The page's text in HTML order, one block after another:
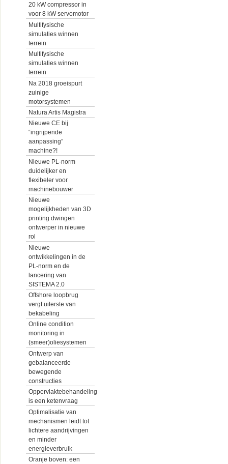
20 kW compressor in
voor 8 kW servomotor
Multifysische
simulaties winnen
terrein
Multifysische
simulaties winnen
terrein
Na 2018 groeispurt
zuinige
motorsystemen
Natura Artis Magistra
Nieuwe CE bij
“ingrijpende
aanpassing”
machine?!
Nieuwe PL-norm
duidelijker en
flexibeler voor
machinebouwer
Nieuwe
mogelijkheden van 3D
printing dwingen
ontwerper in nieuwe
rol
Nieuwe
ontwikkelingen in de
PL-norm en de
lancering van
SISTEMA 2.0
Offshore loopbrug
vergt uiterste van
bekabeling
Online condition
monitoring in
(smeer)oliesystemen
Ontwerp van
gebalanceerde
bewegende
constructies
Oppervlaktebehandeling
is een ketenvraag
Optimalisatie van
mechanismen leidt tot
lichtere aandrijvingen
en minder
energieverbruik
Oranje boven: een